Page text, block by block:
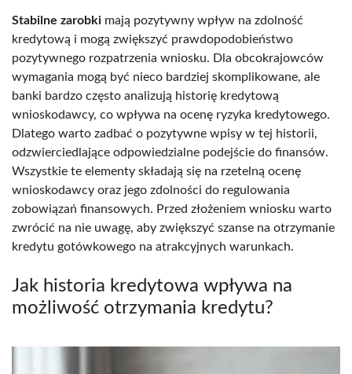
Stabilne zarobki mają pozytywny wpływ na zdolność
kredytową i mogą zwiększyć prawdopodobieństwo
pozytywnego rozpatrzenia wniosku. Dla obcokrajowców
wymagania mogą być nieco bardziej skomplikowane, ale
banki bardzo często analizują historię kredytową
wnioskodawcy, co wpływa na ocenę ryzyka kredytowego.
Dlatego warto zadbać o pozytywne wpisy w tej historii,
odzwierciedlające odpowiedzialne podejście do finansów.
Wszystkie te elementy składają się na rzetelną ocenę
wnioskodawcy oraz jego zdolności do regulowania
zobowiązań finansowych. Przed złożeniem wniosku warto
zwrócić na nie uwagę, aby zwiększyć szanse na otrzymanie
kredytu gotówkowego na atrakcyjnych warunkach.
Jak historia kredytowa wpływa na
możliwość otrzymania kredytu?